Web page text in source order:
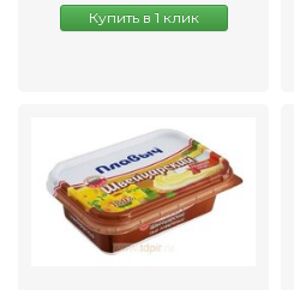
Купить в 1 клик